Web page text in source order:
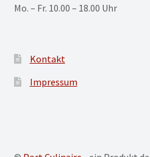
Mo. – Fr. 10.00 – 18.00 Uhr
Kontakt
Impressum